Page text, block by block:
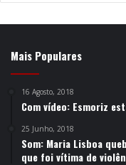
Mais Populares
16 Agosto, 2018
Com vídeo: Esmoriz
25 Junho, 2018
Som: Maria Lisboa
que foi vítima de